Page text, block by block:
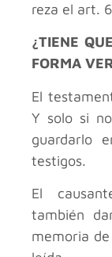
reza el art.
¿TIENE
FORMA
El
Y solo si
guardarlo
testigos.
El
también
memoria